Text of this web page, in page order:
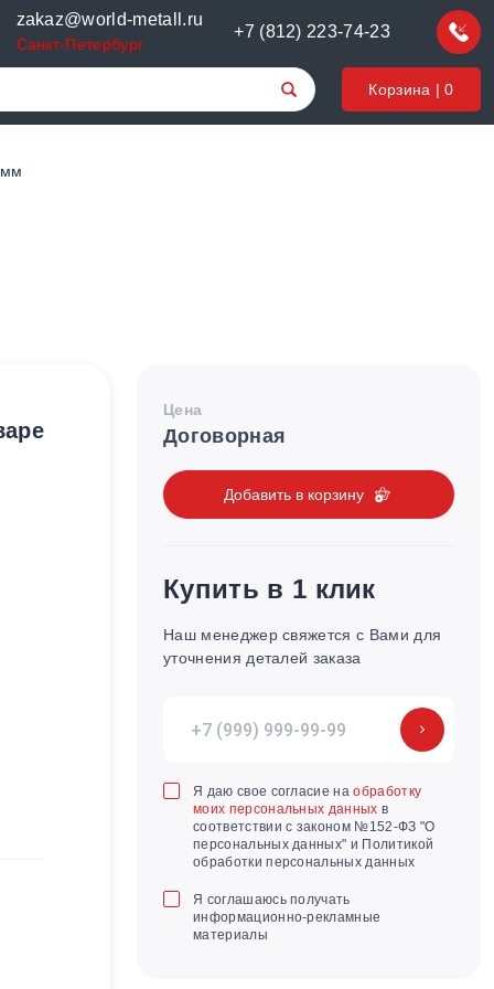
zakaz@world-metall.ru
Санкт-Петербург
+7 (812) 223-74-23
Корзина |0
мм
Цена
Договорная
Добавить в корзину
Купить в 1 клик
Наш менеджер свяжется с Вами для
уточнения деталей заказа
Я даю свое согласие наобработку
моих персональных данных в
соответствии с законом №152-ФЗ "О
персональных данных" и Политикой
обработки персональных данных
Я соглашаюсь получать
информационно-рекламные
материалы